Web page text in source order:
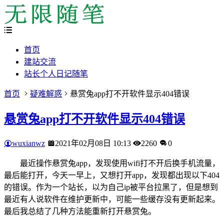
首页
建站交流
站长个人日记随笔
首页 疑难解惑 悬赏兔app打不开软件显示404错误
悬赏兔app打不开软件显示404错误
wuxianwz 2021年02月08日 10:13 2260 0
最近操作悬赏兔app，发现使用wifi打不开后换手机流量，
最后能打开，今天一早上，又想打开app，发现都出现以下404
的错误。作为一个站长，以为自己ip被平台拉黑了，但是想到
最近有人说软件在维护更新中，可能一些缓存没有更新起来。
最后我总结了几种方法能重新打开悬赏兔。